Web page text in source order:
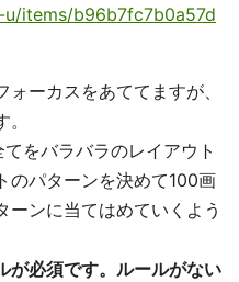
items/b96b7fc7b0a57d
ーカスをあててますが、
をバラバラのレイアウト
のパターンを決めて100画
ーンに当てはめていくよう
が必須です。ルールがない